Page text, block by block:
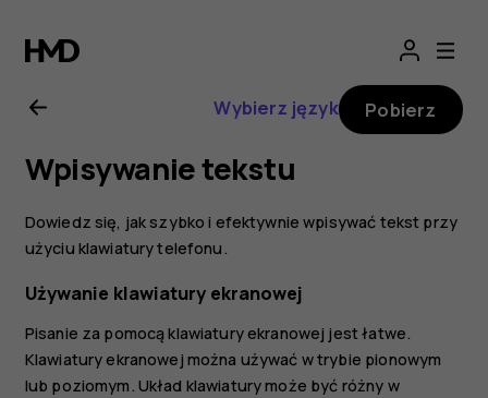
Nokia
2.1
—
instrukcja
obsługi
Wybierz język Pobierz
Wpisywanie tekstu
Dowiedz się, jak szybko i efektywnie wpisywać tekst przy
użyciu klawiatury telefonu.
Używanie klawiatury ekranowej
Pisanie za pomocą klawiatury ekranowej jest łatwe.
Klawiatury ekranowej można używać w trybie pionowym
lub poziomym. Układ klawiatury może być różny w